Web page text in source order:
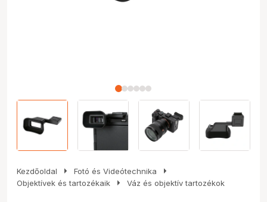
Kezdőoldal arrow_right Fotó és Videótechnika arrow_right
Objektívek és tartozékaik arrow_right Váz és objektív tartozékok